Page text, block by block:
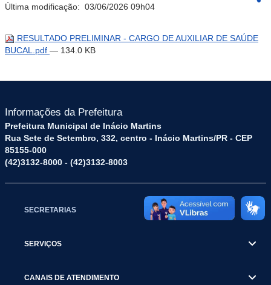
Última modificação: 03/06/2026 09h04
RESULTADO PRELIMINAR - CARGO DE AUXILIAR DE SAÚDE
BUCAL.pdf — 134.0 KB
Informações da Prefeitura
Prefeitura Municipal de Inácio Martins
Rua Sete de Setembro, 332, centro - Inácio Martins/PR - CEP
85155-000
(42)3132-8000 - (42)3132-8003
SECRETARIAS
SERVIÇOS
CANAIS DE ATENDIMENTO